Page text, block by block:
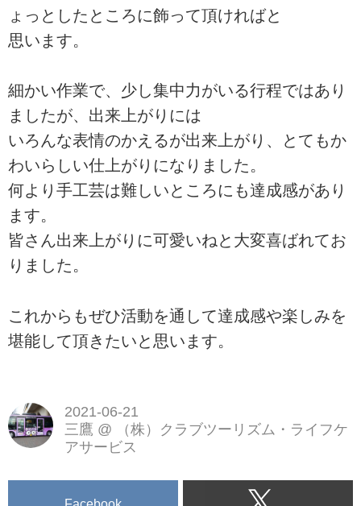
ょっとしたところに飾って頂ければと
思います。
細かい作業で、少し集中力がいる行程ではあり
ましたが、出来上がりには
いろんな表情のかえるが出来上がり、とてもか
わいらしい仕上がりになりました。
何より手工芸は難しいところにも達成感があり
ます。
皆さん出来上がりに可愛いねと大変喜ばれてお
りました。
これからもぜひ活動を通して達成感や楽しみを
堪能して頂きたいと思います。
2021-06-21
三鷹 @
（株）クラブツーリズム・ライフケ
アサービス